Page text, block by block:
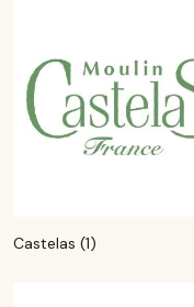
Castelas (1)